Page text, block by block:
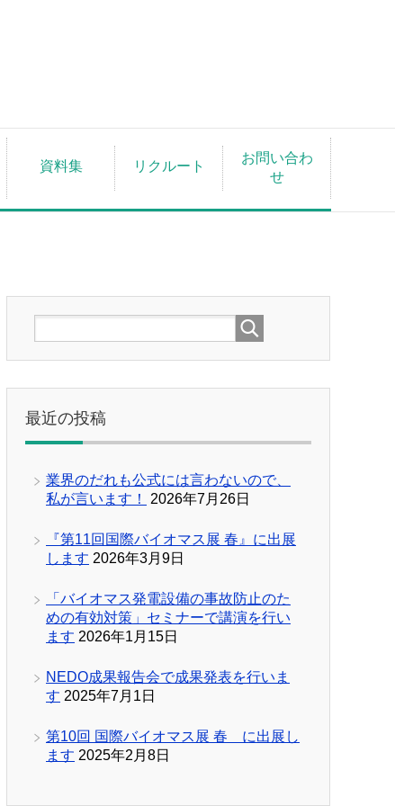
資料集 リクルート
お問い合わ
せ
最近の投稿
業界のだれも公式には言わないので、
私が言います！
2026年7月26日
『第11回国際バイオマス展 春』に出展
します 2026年3月9日
「バイオマス発電設備の事故防止のた
めの有効対策」セミナーで講演を行い
ます 2026年1月15日
NEDO成果報告会で成果発表を行いま
す 2025年7月1日
第10回 国際バイオマス展 春 に出展し
ます 2025年2月8日